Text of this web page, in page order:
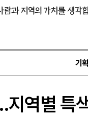
람과 지역의 가치를 생각
기
역별 특